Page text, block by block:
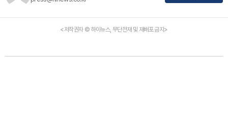
<저작권자 © 하이뉴스, 무단전재 및 재배포 금지>